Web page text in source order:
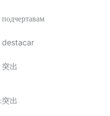
подчертавам
destacar
突出
:突出